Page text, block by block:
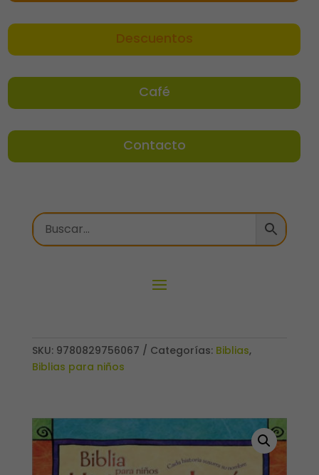
Descuentos
Café
Contacto
SKU: 9780829756067 Categorías: Biblias,
Biblias para niños